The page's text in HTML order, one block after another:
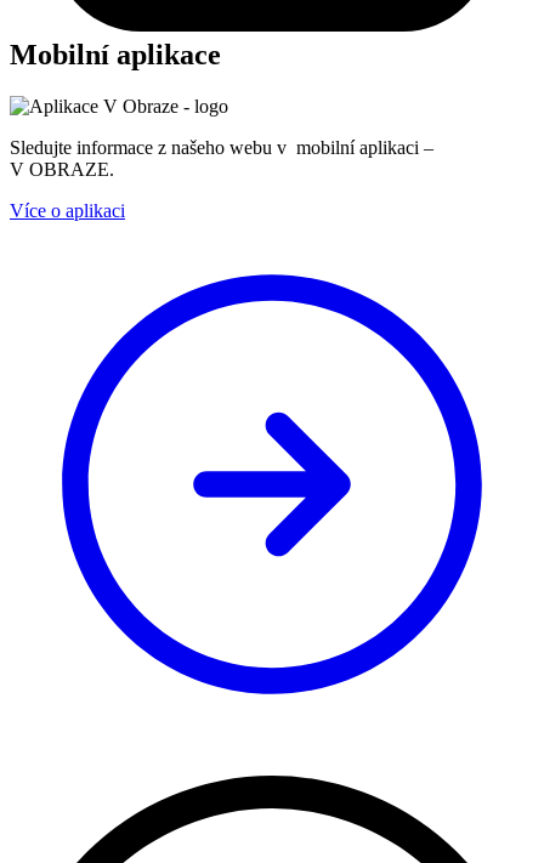
Mobilní aplikace
Sledujte informace z našeho webu v mobilní aplikaci –
V OBRAZE.
Více o aplikaci